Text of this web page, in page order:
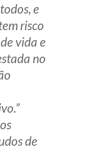
e
risco
vida e
no
de